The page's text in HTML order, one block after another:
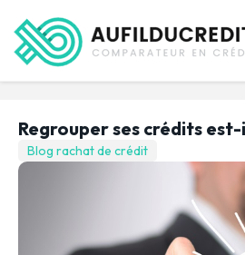
Regrouper ses crédits
Blog rachat de crédit